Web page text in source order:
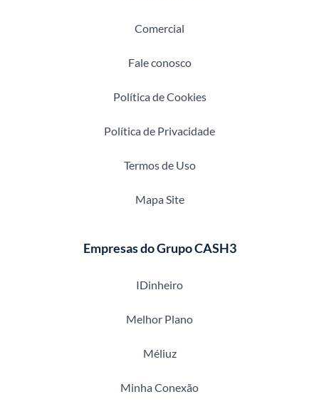
Comercial
Fale conosco
Política de Cookies
Política de Privacidade
Termos de Uso
Mapa Site
Empresas do Grupo CASH3
IDinheiro
Melhor Plano
Méliuz
Minha Conexão